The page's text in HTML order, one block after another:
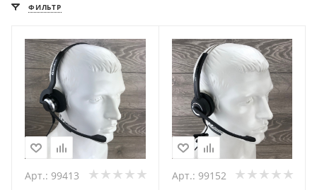
ФИЛЬТР
Арт.: 99413 Арт.: 99152